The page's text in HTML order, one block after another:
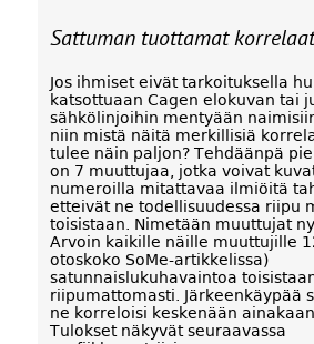
Sattuman tuottamat
Jos ihmiset eivät tarkoituksella
katsottuaan Cagen elokuvan tai
sähkölinjoihin mentyään
niin mistä näitä merkillisiä
tulee näin paljon? Tehdäänpä
on 7 muuttujaa, jotka voivat
numeroilla mitattavaa ilmiöitä
etteivät ne todellisuudessa riipu
toisistaan. Nimetään muuttujat
Arvoin kaikille näille muuttujille
otoskoko SoMe-artikkelissa)
satunnaislukuhavaintoa
riipumattomasti. Järkeenkäypää
ne korreloisi keskenään
Tulokset näkyvät seuraavassa